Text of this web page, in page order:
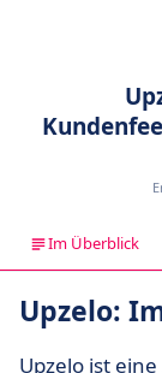
Im Überblick
Upzelo:
Upzelo ist